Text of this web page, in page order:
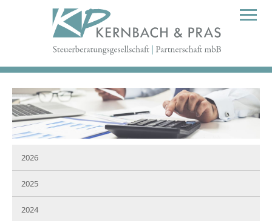
2026
2025
2024